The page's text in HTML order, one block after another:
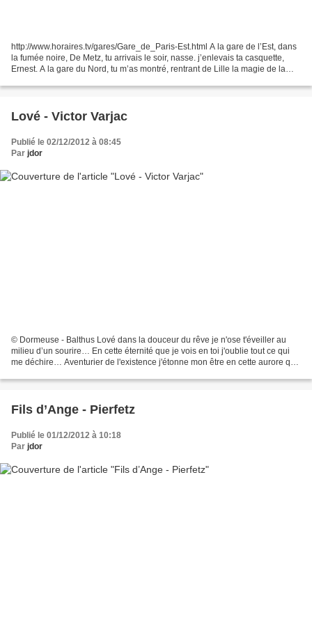
http://www.horaires.tv/gares/Gare_de_Paris-Est.html A la gare de l’Est, dans
la fumée noire, De Metz, tu arrivais le soir, nasse. j’enlevais ta casquette,
Ernest. A la gare du Nord, tu m’as montré, rentrant de Lille la magie de la
Lové - Victor Varjac
Publié le 02/12/2012 à 08:45
Par jdor
© Dormeuse - Balthus Lové dans la douceur du rêve je n'ose t'éveiller au
milieu d’un sourire… En cette éternité que je vois en toi j'oublie tout ce qui
me déchire… Aventurier de l'existence j'étonne mon être en cette aurore qui
Fils d’Ange - Pierfetz
Publié le 01/12/2012 à 10:18
Par jdor